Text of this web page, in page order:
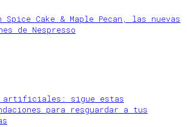
Spice Cake & Maple Pecan, las nuevas
de Nespresso
artificiales: sigue estas
para resguardar a tus